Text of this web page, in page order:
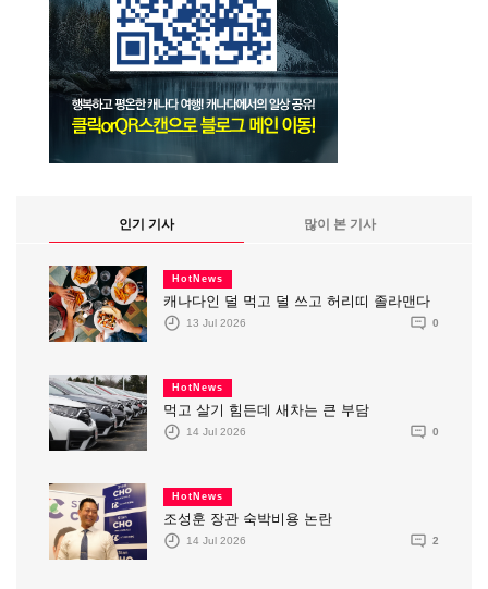
인기 기사 많이 본 기사
HotNews
캐나다인 덜 먹고 덜 쓰고 허리띠 졸라맨다
13 Jul 2026 0
HotNews
먹고 살기 힘든데 새차는 큰 부담
14 Jul 2026 0
HotNews
조성훈 장관 숙박비용 논란
14 Jul 2026 2